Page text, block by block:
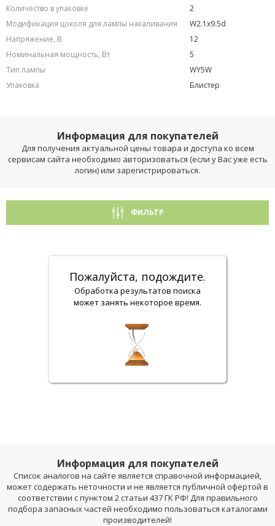
Количество в упаковке
2
Модификация цоколя для лампы накаливания
W2.1x9.5d
Напряжение, В
12
Номинальная мощность, Вт
5
Тип лампы
WY5W
Упаковка
Блистер
Информация для покупателей
Для получения актуальной цены товара и доступа ко всем
сервисам сайта необходимо авторизоваться (если у Вас уже есть
логин) или зарегистрироваться.
ФИЛЬТР
Пожалуйста, подождите.
Обработка результатов поиска
может занять некоторое время.
Информация для покупателей
Список аналогов на сайте является справочной информацией,
может содержать неточности и не является публичной офертой в
соответствии с пунктом 2 статьи 437 ГК РФ! Для правильного
подбора запасных частей необходимо пользоваться каталогами
производителей!